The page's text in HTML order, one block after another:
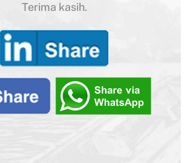
Terima kasih.